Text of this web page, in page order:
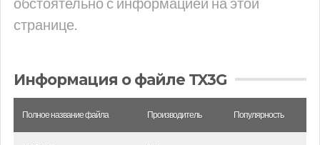
странице.
Информация о файле TX3G
Полное название файла Производитель Популярность